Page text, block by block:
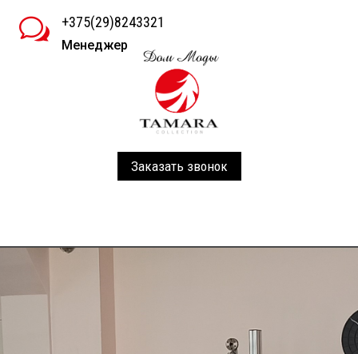
w +375(29)8243321
Менеджер
Заказать звонок